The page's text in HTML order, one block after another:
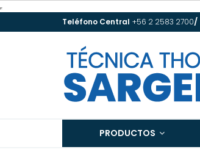
Teléfono Central +56 2 2583 2700/
PRODUCTOS